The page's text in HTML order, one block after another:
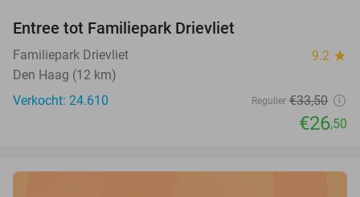
Entree tot Familiepark Drievliet
Familiepark Drievliet 9.2 star
Den Haag (12 km)
Verkocht: 24.610
Regulier €33,50
€26,50